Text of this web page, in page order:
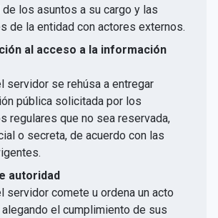
de los asuntos a su cargo y las
de la entidad con actores externos.
al acceso a la información
servidor se rehúsa a entregar
pública solicitada por los
regulares que no sea reservada,
o secreta, de acuerdo con las
autoridad
servidor comete u ordena un acto
el cumplimiento de sus